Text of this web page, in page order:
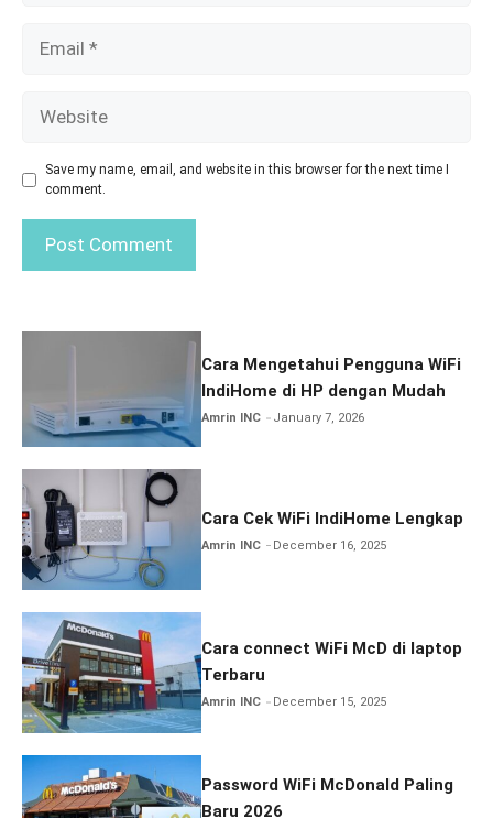
Save my name, email, and website in this browser for the next time I
comment.
Cara Mengetahui Pengguna WiFi
IndiHome di HP dengan Mudah
Amrin INC January 7, 2026
Cara Cek WiFi IndiHome Lengkap
Amrin INC December 16, 2025
Cara connect WiFi McD di laptop
Terbaru
Amrin INC December 15, 2025
Password WiFi McDonald Paling
Baru 2026